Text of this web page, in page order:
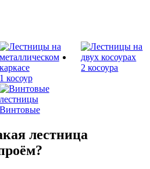
1 косоур
2 косоура
Винтовые
лестница